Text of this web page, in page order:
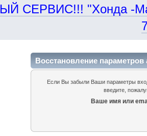
СЕРВИС!!! "Хонда -
Восстановление параметров
Если Вы забыли Ваши параметры
введите,
Ваше имя или